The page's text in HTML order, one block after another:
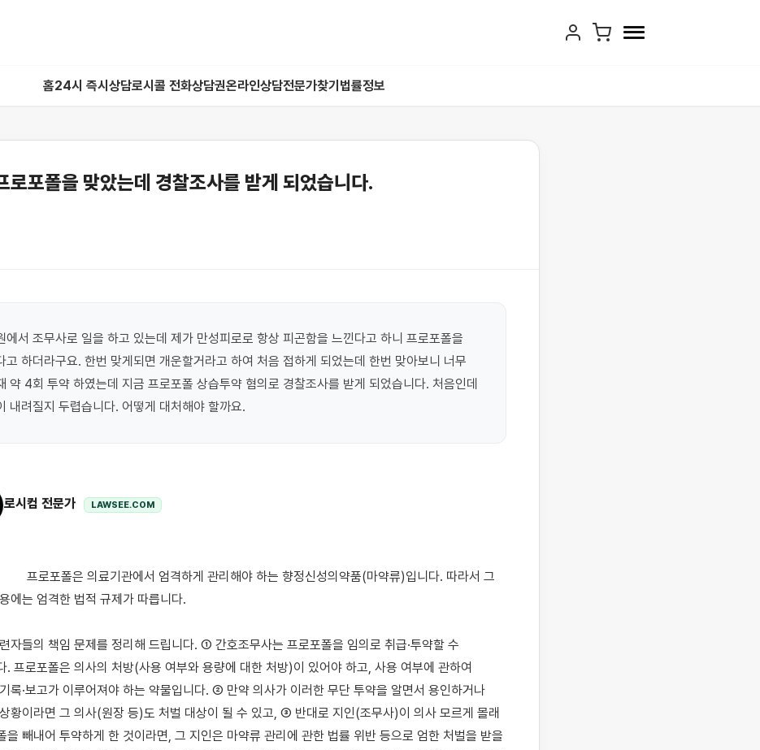
홈24시 즉시상담로시콜 전화상담권온라인상담전문가찾기 법률정보
로포폴을 맞았는데 경찰조사를 받게 되었습니다.
에서 조무사로 일을 하고 있는데 제가 만성피로로 항상 피곤함을 느낀다고 하니 프로포폴을
고 하더라구요. 한번 맞게되면 개운할거라고 하여 처음 접하게 되었는데 한번 맞아보니 너무
약 4회 투약 하였는데 지금 프로포폴 상습투약 혐의로 경찰조사를 받게 되었습니다. 처음인데
내려질지 두렵습니다. 어떻게 대처해야 할까요.
로시컴 전문가 LAWSEE.COM
에는 엄격한 법적 규제가 따릅니다.
자들의 책임 문제를 정리해 드립니다. ① 간호조무사는 프로포폴을 임의로 취급·투약할 수
. 프로포폴은 의사의 처방(사용 여부와 용량에 대한 처방)이 있어야 하고, 사용 여부에 관하여
록·보고가 이루어져야 하는 약물입니다. ② 만약 의사가 이러한 무단 투약을 알면서 용인하거나
황이라면 그 의사(원장 등)도 처벌 대상이 될 수 있고, ③ 반대로 지인(조무사)이 의사 모르게 몰래
을 빼내어 투약하게 한 것이라면, 그 지인은 마약류 관리에 관한 법률 위반 등으로 엄한 처벌을 받을